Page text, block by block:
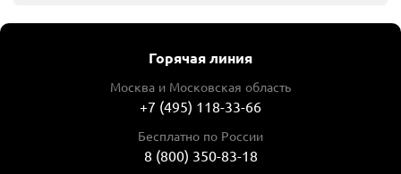
Горячая линия
Москва и Московская область
+7 (495) 118-33-66
Бесплатно по России
8 (800) 350-83-18